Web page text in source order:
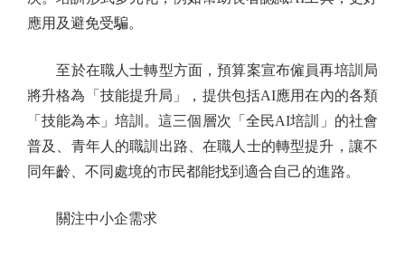
應用及避免受騙。
至於在職人士轉型方面，預算案宣布僱員再培訓局
將升格為「技能提升局」，提供包括AI應用在內的各類
「技能為本」培訓。這三個層次「全民AI培訓」的社會
普及、青年人的職訓出路、在職人士的轉型提升，讓不
同年齡、不同處境的市民都能找到適合自己的進路。
關注中小企需求